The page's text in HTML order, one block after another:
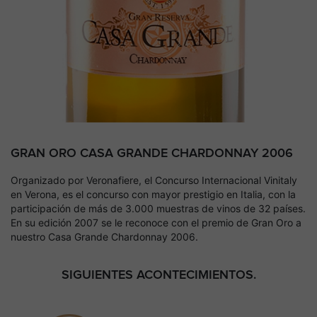
GRAN ORO CASA GRANDE CHARDONNAY 2006
Organizado por Veronafiere, el Concurso Internacional Vinitaly
en Verona, es el concurso con mayor prestigio en Italia, con la
participación de más de 3.000 muestras de vinos de 32 países.
En su edición 2007 se le reconoce con el premio de Gran Oro a
nuestro Casa Grande Chardonnay 2006.
SIGUIENTES ACONTECIMIENTOS.